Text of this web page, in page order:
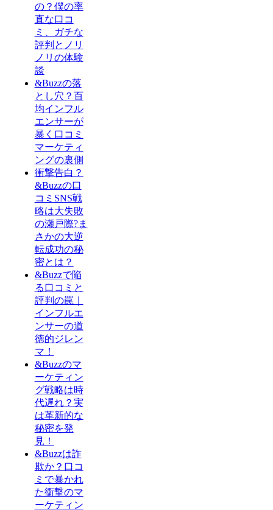
の？僕の率
直な口コ
ミ、ガチな
評判とノリ
ノリの体験
談
&Buzzの落
とし穴？百
均インフル
エンサーが
暴く口コミ
マーケティ
ングの裏側
衝撃告白？
&Buzzの口
コミSNS戦
略は大失敗
の瀬戸際?ま
さかの大逆
転成功の秘
密とは？
&Buzzで陥
る口コミと
評判の罠｜
インフルエ
ンサーの道
徳的ジレン
マ！
&Buzzのマ
ーケティン
グ戦略は時
代遅れ？実
は革新的な
秘密を発
見！
&Buzzは詐
欺か？口コ
ミで暴かれ
た衝撃のマ
ーケティン